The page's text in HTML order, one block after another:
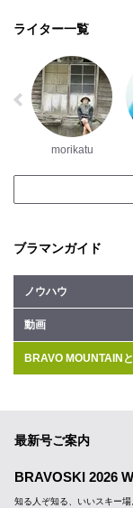
ライター一覧
morikatu
ブラマンガイド
ノウハウ
動画
BRAVO MOUNTAIN
最新号ご案内
BRAVOSKI 2026
知る人ぞ知る、いいスキー